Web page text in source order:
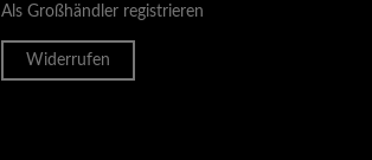
Als Großhändler registrieren
Widerrufen